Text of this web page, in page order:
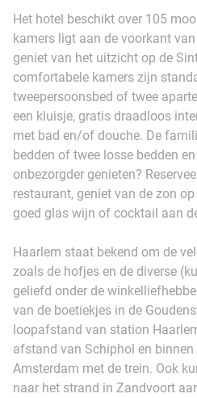
Het hotel beschikt over 105
kamers ligt aan de voorkant
geniet van het uitzicht op de
comfortabele kamers zijn
tweepersoonsbed of twee
een kluisje, gratis draadloos
met bad en/of douche. De
bedden of twee losse bedden
onbezorgder genieten?
restaurant, geniet van de zon
goed glas wijn of cocktail aan
Haarlem staat bekend om de
zoals de hofjes en de diverse
geliefd onder de
van de boetiekjes in de
loopafstand van station
afstand van Schiphol en
Amsterdam met de trein. Ook
naar het strand in Zandvoort